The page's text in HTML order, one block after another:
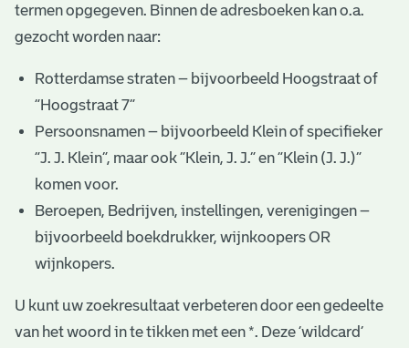
termen opgegeven. Binnen de adresboeken kan o.a.
gezocht worden naar:
Rotterdamse straten – bijvoorbeeld Hoogstraat of
“Hoogstraat 7”
Persoonsnamen – bijvoorbeeld Klein of specifieker
“J. J. Klein”, maar ook ”Klein, J. J.” en “Klein (J. J.)”
komen voor.
Beroepen, Bedrijven, instellingen, verenigingen –
bijvoorbeeld boekdrukker, wijnkoopers OR
wijnkopers.
U kunt uw zoekresultaat verbeteren door een gedeelte
van het woord in te tikken met een *. Deze ‘wildcard’